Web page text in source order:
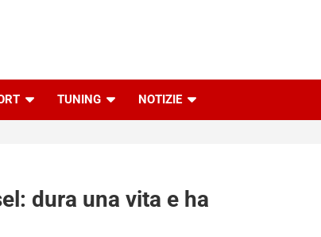
TUNING NOTIZIE
dura una vita e ha